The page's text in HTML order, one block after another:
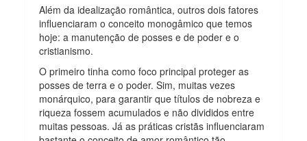
Além da idealização romântica, outros dois fatores
influenciaram o conceito monogâmico que temos
hoje: a manutenção de posses e de poder e o
cristianismo.
O primeiro tinha como foco principal proteger as
posses de terra e o poder. Sim, muitas vezes
monárquico, para garantir que títulos de nobreza e
riqueza fossem acumulados e não divididos entre
muitas pessoas. Já as práticas cristãs influenciaram